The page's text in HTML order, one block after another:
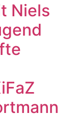
Niels